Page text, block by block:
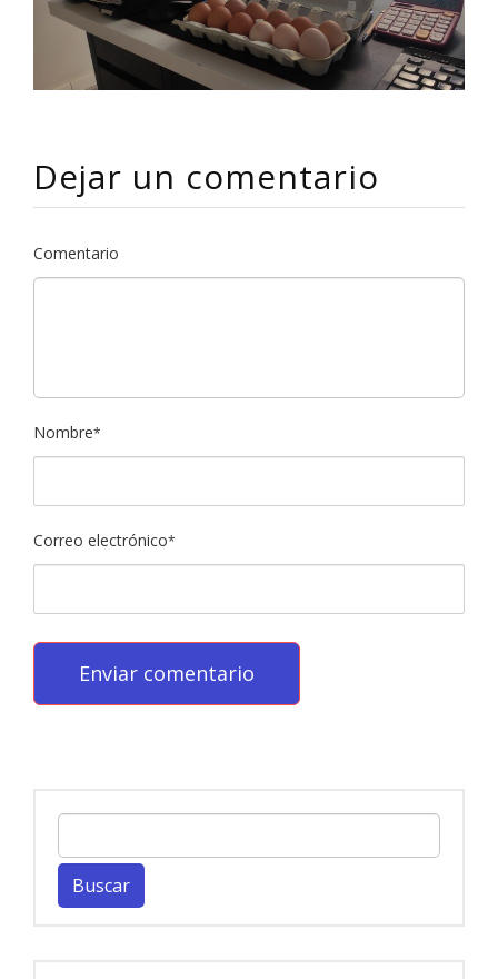
Dejar un comentario
Comentario
Nombre*
Correo electrónico*